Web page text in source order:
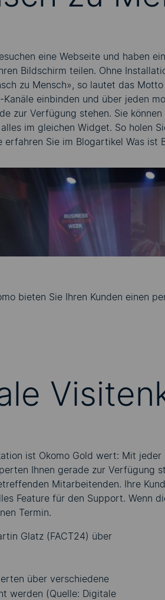
eine Webseite und haben
Bildschirm teilen. Ohne
zu Mensch», so lautet das
einbinden und über jeden
zur Verfügung stehen. Sie
im gleichen Widget. So holen
erfahren Sie im Blogartikel Was ist
Um Ihnen
müssen
bieten Sie Ihren Kunden einen
ist Okomo Gold wert: Mit
Ihnen gerade zur
Mitarbeitenden. Ihre
Feature für den Support. Wenn
Termin.
über verschiedene
werden (Quelle: Digitale